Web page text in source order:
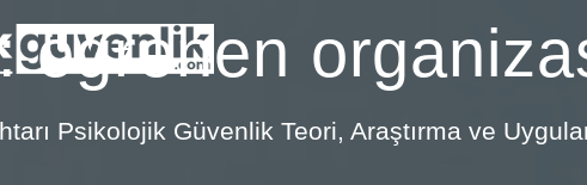
öğrenen
Psikolojik Güvenlik Teori, Araştırma ve